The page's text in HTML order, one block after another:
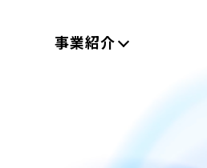
事業紹介